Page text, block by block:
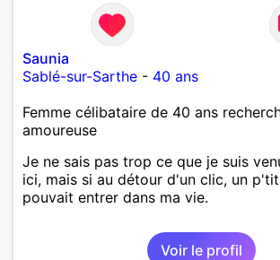
Saunia
Sablé-sur-Sarthe - 40 ans
Femme célibataire de 40 ans
amoureuse
Je ne sais pas trop ce que je suis
ici, mais si au détour d'un clic, un
pouvait entrer dans ma vie.
Voir le profil